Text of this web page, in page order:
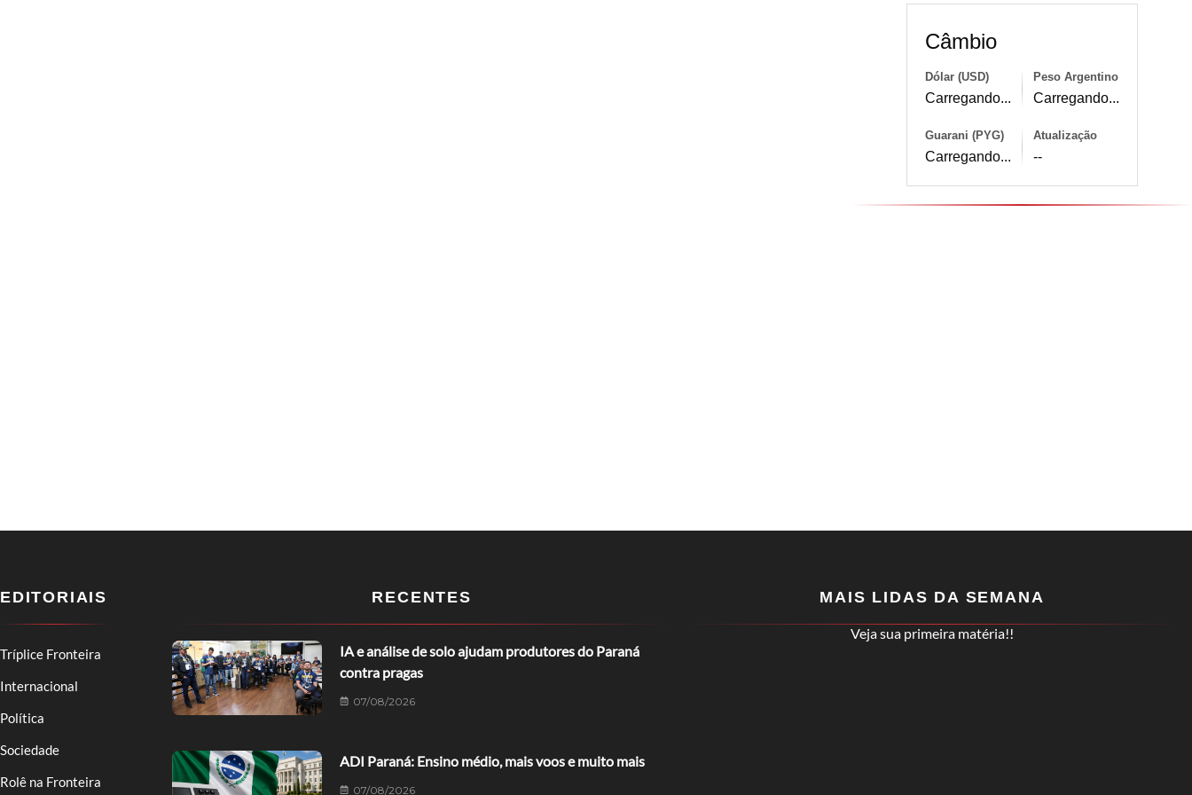
Câmbio
Dólar (USD)
Carregando...
Peso Argentino
Carregando...
Guarani (PYG)
Carregando...
Atualização
--
EDITORIAIS
Tríplice Fronteira
Internacional
Política
Sociedade
Rolê na Fronteira
RECENTES
IA e análise de solo ajudam produtores do Paraná
contra pragas
07/08/2026
ADI Paraná: Ensino médio, mais voos e muito mais
07/08/2026
MAIS LIDAS DA SEMANA
Veja sua primeira matéria!!